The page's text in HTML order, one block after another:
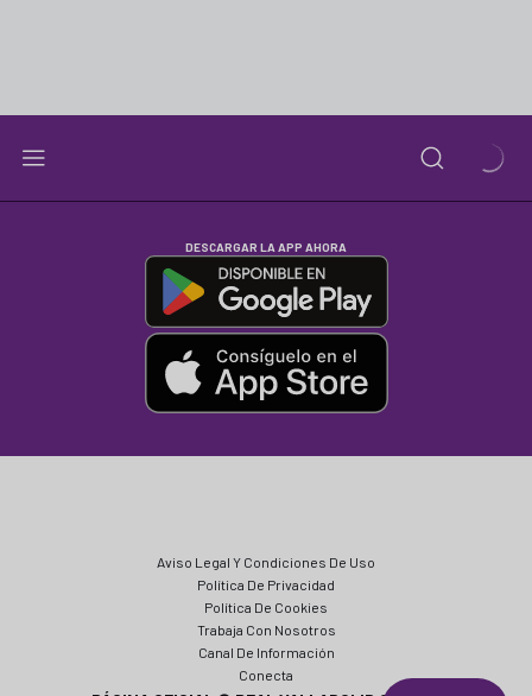
DESCARGAR LA APP AHORA
Aviso Legal Y Condiciones De Uso
Política De Privacidad
Política De Cookies
Trabaja Con Nosotros
Canal De Información
Conecta